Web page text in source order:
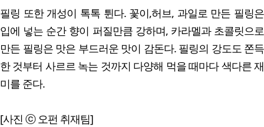
필링 또한 개성이 톡톡 튄다. 꽃이,허브, 과일로 만든 필링은
입에 넣는 순간 향이 퍼질만큼 강하며, 카라멜과 초콜릿으로
만든 필링은 맛은 부드러운 맛이 감돈다. 필링의 강도도 쫀득
한 것부터 사르르 녹는 것까지 다양해 먹을 때마다 색다른 재
미를 준다.
[사진 ⓒ 오펀 취재팀]